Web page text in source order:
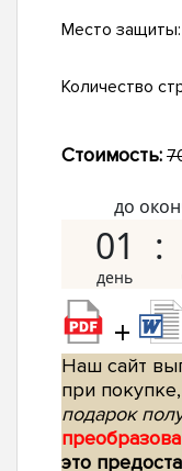
Место защиты:
Количество
Стоимость:
до
01
+
Наш сайт
при покупке,
подарок
это